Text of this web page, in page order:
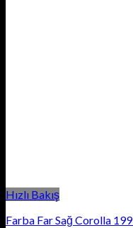
Hızlı Bakış
Farba Far Sağ Corolla